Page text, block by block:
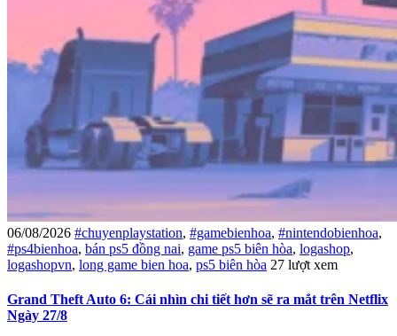
06/08/2026 #chuyenplaystation, #gamebienhoa, #nintendobienhoa,
#ps4bienhoa, bán ps5 đồng nai, game ps5 biên hòa, logashop,
logashopvn, long game bien hoa, ps5 biên hòa 27 lượt xem
Grand Theft Auto 6: Cái nhìn chi tiết hơn sẽ ra mắt trên Netflix
Ngày 27/8